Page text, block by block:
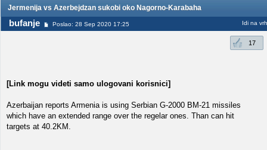
Jermenija vs Azerbejdzan sukobi oko Nagorno-Karabaha
bufanje Poslao: 28 Sep 2020 17:25 Idi na vrh
17
[Link mogu videti samo ulogovani korisnici]
Azerbaijan reports Armenia is using Serbian G-2000 BM-21 missiles
which have an extended range over the regelar ones. Than can hit
targets at 40.2KM.